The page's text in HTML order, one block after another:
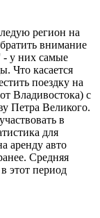
регион на
внимание
- у них самые
Что касается
поездку на
Владивостока) с
Петра Великого.
в
для
аренду авто
Средняя
этот период